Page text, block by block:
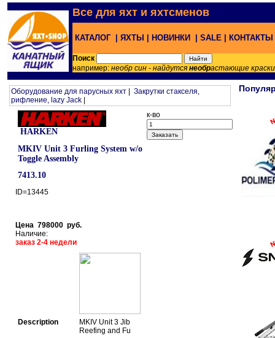
Все для яхт и яхтсменов
КАТАЛОГ | ЯХТЫ | НОВИНКИ | SALE | КОНТАКТЫ
Поиск
например: необр син - найдутся необрастающие
Оборудование для парусных яхт
Закрутки стакселя,
рифление, lazy Jack
HARKEN
MKIV Unit 3 Furling System w/o
Toggle Assembly
7413.10
ID=13445
Цена 798000 руб.
Наличие:
заказ 2-4 недели
к-во
Description
MKIV Unit 3 Jib
Reefing and Fu